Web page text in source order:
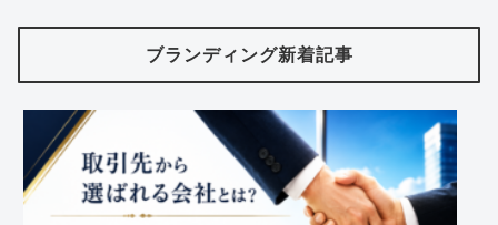
ブランディング新着記事